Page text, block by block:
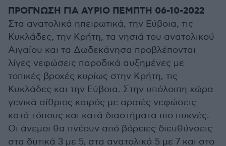
ΠΡΟΓΝΩΣΗ ΓΙΑ ΑΥΡΙΟ ΠΕΜΠΤΗ 06-10-2022
Στα ανατολικά ηπειρωτικά, την Εύβοια, τις
Κυκλάδες, την Κρήτη, τα νησιά του ανατολικού
Αιγαίου και τα Δωδεκάνησα προβλέπονται
λίγες νεφώσεις παροδικά αυξημένες με
τοπικές βροχές κυρίως στην Κρήτη, τις
Κυκλάδες και την Εύβοια. Στην υπόλοιπη χώρα
γενικά αίθριος καιρός με αραιές νεφώσεις
κατά τόπους και κατά διαστήματα πιο πυκνές.
Οι άνεμοι θα πνέουν από βόρειες διευθύνσεις
στα δυτικά 3 με 5, στα ανατολικά 5 με 7 και στο